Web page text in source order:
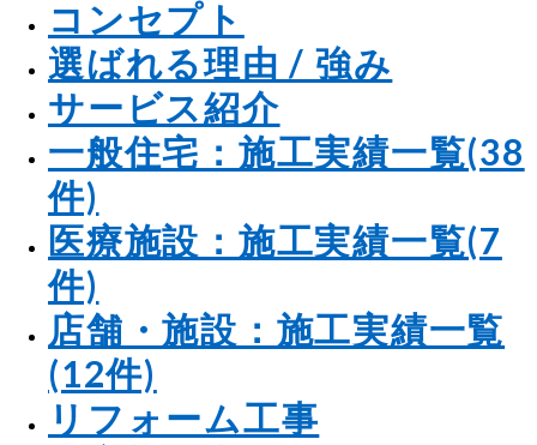
コンセプト
選ばれる理由 / 強み
サービス紹介
一般住宅：施工実績一覧(38
件)
医療施設：施工実績一覧(7
件)
店舗・施設：施工実績一覧
(12件)
リフォーム工事